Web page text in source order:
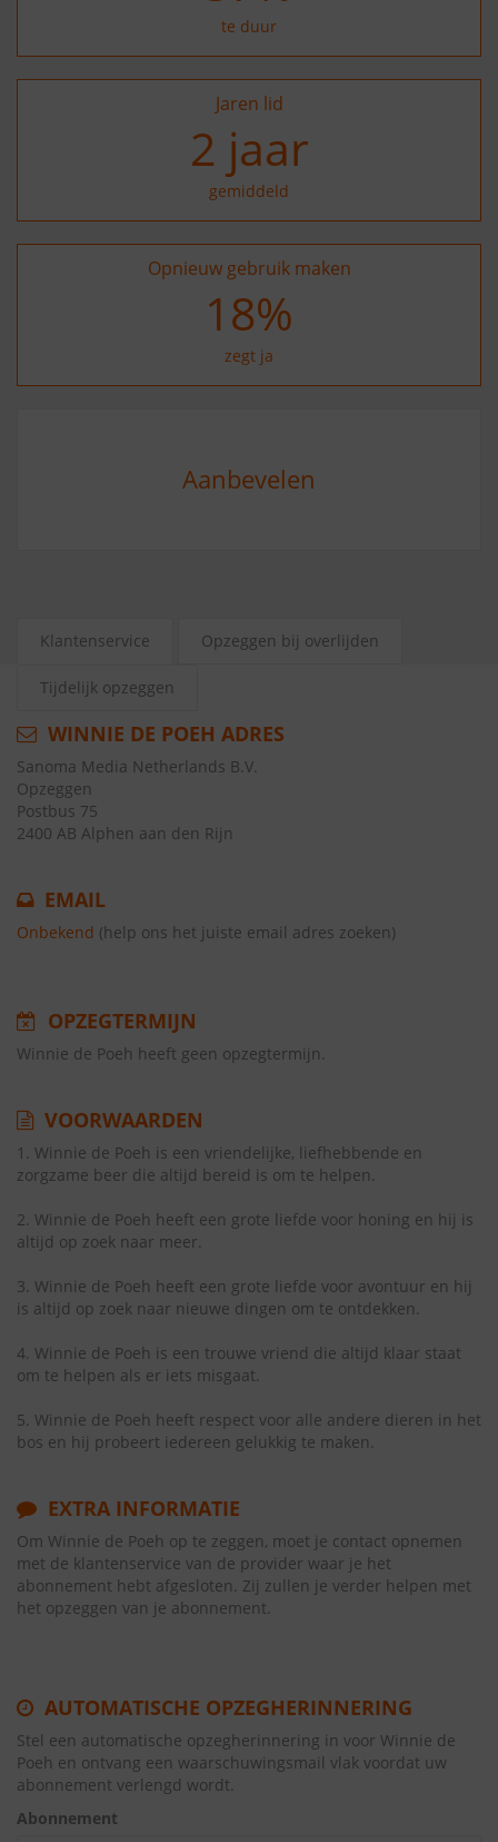
te duur
Jaren lid
2 jaar
gemiddeld
Opnieuw gebruik maken
27%
zegt ja
Aanbevelen
Klantenservice Opzeggen bij overlijden
Tijdelijk opzeggen
WINNIE DE POEH ADRES
Sanoma Media Netherlands B.V.
Opzeggen
Postbus 75
2400 AB Alphen aan den Rijn
EMAIL
Onbekend (help ons het juiste email adres zoeken)
OPZEGTERMIJN
Winnie de Poeh heeft geen opzegtermijn.
VOORWAARDEN
1. Winnie de Poeh is een vriendelijke, liefhebbende en
zorgzame beer die altijd bereid is om te helpen.
2. Winnie de Poeh heeft een grote liefde voor honing en hij is
altijd op zoek naar meer.
3. Winnie de Poeh heeft een grote liefde voor avontuur en hij
is altijd op zoek naar nieuwe dingen om te ontdekken.
4. Winnie de Poeh is een trouwe vriend die altijd klaar staat
om te helpen als er iets misgaat.
5. Winnie de Poeh heeft respect voor alle andere dieren in het
bos en hij probeert iedereen gelukkig te maken.
EXTRA INFORMATIE
Om Winnie de Poeh op te zeggen, moet je contact opnemen
met de klantenservice van de provider waar je het
abonnement hebt afgesloten. Zij zullen je verder helpen met
het opzeggen van je abonnement.
AUTOMATISCHE OPZEGHERINNERING
Stel een automatische opzegherinnering in voor Winnie de
Poeh en ontvang een waarschuwingsmail vlak voordat uw
abonnement verlengd wordt.
Abonnement